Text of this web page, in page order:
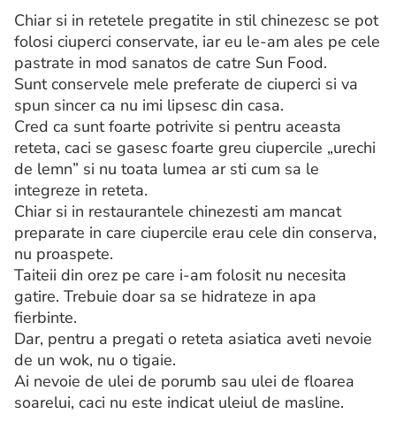
Chiar si in retetele pregatite in stil chinezesc se pot
folosi ciuperci conservate, iar eu le-am ales pe cele
pastrate in mod sanatos de catre Sun Food.
Sunt conservele mele preferate de ciuperci si va
spun sincer ca nu imi lipsesc din casa.
Cred ca sunt foarte potrivite si pentru aceasta
reteta, caci se gasesc foarte greu ciupercile „urechi
de lemn” si nu toata lumea ar sti cum sa le
integreze in reteta.
Chiar si in restaurantele chinezesti am mancat
preparate in care ciupercile erau cele din conserva,
nu proaspete.
Taiteii din orez pe care i-am folosit nu necesita
gatire. Trebuie doar sa se hidrateze in apa
fierbinte.
Dar, pentru a pregati o reteta asiatica aveti nevoie
de un wok, nu o tigaie.
Ai nevoie de ulei de porumb sau ulei de floarea
soarelui, caci nu este indicat uleiul de masline.